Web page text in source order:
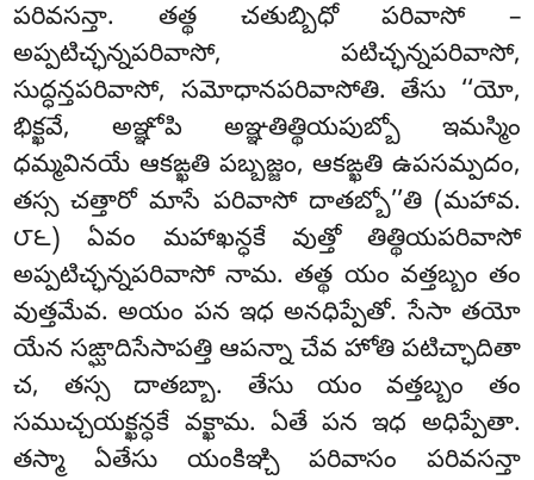
పరివసన్తా. తత్థ చతుబ్బిధో పరివాసో –
అప్పటిచ్ఛన్నపరివాసో, పటిచ్ఛన్నపరివాసో,
సుద్ధన్తపరివాసో, సమోధానపరివాసోతి. తేసు ‘‘యో,
భిక్ఖవే, అఞ్ఞోపి అఞ్ఞతిత్థియపుబ్బో ఇమస్మిం
ధమ్మవినయే ఆకఙ్ఖతి పబ్బజ్జం, ఆకఙ్ఖతి ఉపసమ్పదం,
తస్స చత్తారో మాసే పరివాసో దాతబ్బో’’తి (మహావ.
౮౬) ఏవం మహాఖన్ధకే వుత్తో తిత్థియపరివాసో
అప్పటిచ్ఛన్నపరివాసో నామ. తత్థ యం వత్తబ్బం తం
వుత్తమేవ. అయం పన ఇధ అనధిప్పేతో. సేసా తయో
యేన సఙ్ఘాదిసేసాపత్తి ఆపన్నా చేవ హోతి పటిచ్ఛాదితా
చ, తస్స దాతబ్బా. తేసు యం వత్తబ్బం తం
సముచ్చయక్ఖన్ధకే వక్ఖామ. ఏతే పన ఇధ అధిప్పేతా.
తస్మా ఏతేసు యంకిఞ్చి పరివాసం పరివసన్తా